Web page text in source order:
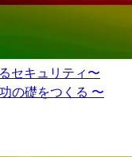
セキュリティ〜
の礎をつくる 〜